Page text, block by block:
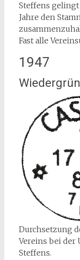
Steffens
Jahre den
Fast alle
1947
Durchsetzung
Vereins bei der
Steffens.